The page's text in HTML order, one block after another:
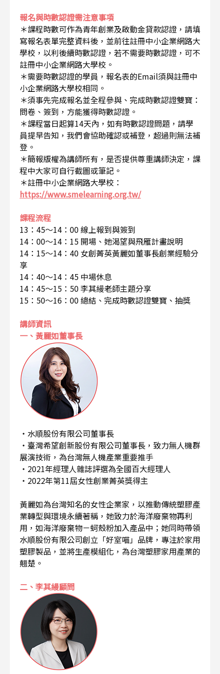
報名與時數認證需注意事項
＊課程時數可作為青年創業及啟動金貸款認證，請填
寫報名表單完整資料後，並前往註冊中小企業網路大
學校，以利後續時數認證，若不需要時數認證，可不
註冊中小企業網路大學校。
＊需要時數認證的學員，報名表的Email須與註冊中
小企業網路大學校相同。
＊須事先完成報名並全程參與、完成時數認證雙寶：
問卷、簽到，方能獲得時數認證。
＊課程當日起算14天內，如有時數認證問題，請學
員提早告知，我們會協助確認或補登，超過則無法補
登。
＊簡報版權為講師所有，是否提供尊重講師決定，課
程中大家可自行截圖或筆記。
＊註冊中小企業網路大學校 ：
https://www.smelearning.org.tw/
課程流程
13：45～14：00 線上報到與簽到
14：00～14：15 開場、她渴望與飛雁計畫說明
14：15～14：40 女創菁英黃麗如董事長創業經驗分
享
14：40～14：45 中場休息
14：45～15：50 李其縵老師主題分享
15：50～16：00 總結、完成時數認證雙寶、抽獎
講師資訊
一、黃麗如董事長
・水順股份有限公司董事長
・臺灣希望創新股份有限公司董事長，致力無人機群
展演技術，為台灣無人機產業重要推手
・2021年經理人雜誌評選為全國百大經理人
・2022年第11屆女性創業菁英獎得主
黃麗如為台灣知名的女性企業家，以推動傳統塑膠產
業轉型與環境永續著稱，她致力於海洋廢棄物再利
用，如海洋廢棄物－蚵殼粉加入產品中；她同時帶領
水順股份有限公司創立「好室喵」品牌，專注於家用
塑膠製品，並將生產模組化，為台灣塑膠家用產業的
翹楚。
二、李其縵顧問